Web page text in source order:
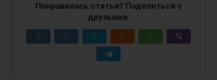
Понравилась статья? Поделиться с
друзьями: